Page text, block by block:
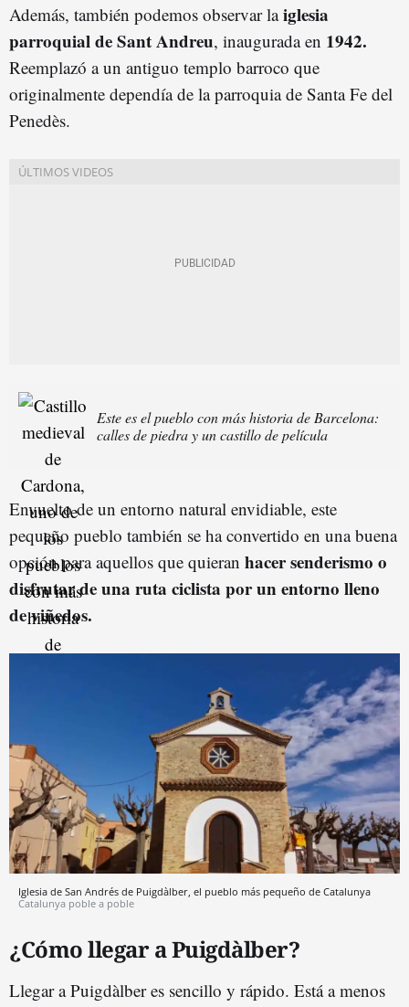
Además, también podemos observar laiglesia
parroquial de Sant Andreu, inaugurada en 1942.
Reemplazó a un antiguo templo barroco que
originalmente dependía de la parroquia de Santa Fe del
Penedès.
Este es el pueblo con más historia de Barcelona:
calles de piedra y un castillo de película
Envuelto de un entorno natural envidiable, este
pequeño pueblo también se ha convertido en una buena
opción para aquellos que quieran hacer senderismo o
disfrutar de una ruta ciclista por un entorno lleno
de viñedos.
Iglesia de San Andrés de Puigdàlber, el pueblo más pequeño de Catalunya
Catalunya poble a poble
¿Cómo llegar a Puigdàlber?
Llegar a Puigdàlber es sencillo y rápido. Está a menos